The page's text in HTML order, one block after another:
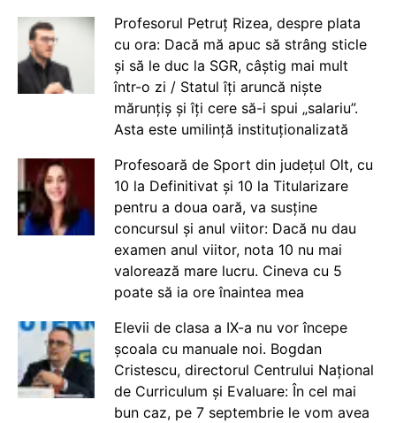
Profesorul Petruț Rizea, despre plata
cu ora: Dacă mă apuc să strâng sticle
și să le duc la SGR, câștig mai mult
într-o zi / Statul îți aruncă niște
mărunțiș și îți cere să-i spui „salariu”.
Asta este umilință instituționalizată
Profesoară de Sport din județul Olt, cu
10 la Definitivat și 10 la Titularizare
pentru a doua oară, va susține
concursul și anul viitor: Dacă nu dau
examen anul viitor, nota 10 nu mai
valorează mare lucru. Cineva cu 5
poate să ia ore înaintea mea
Elevii de clasa a IX-a nu vor începe
școala cu manuale noi. Bogdan
Cristescu, directorul Centrului Național
de Curriculum și Evaluare: În cel mai
bun caz, pe 7 septembrie le vom avea